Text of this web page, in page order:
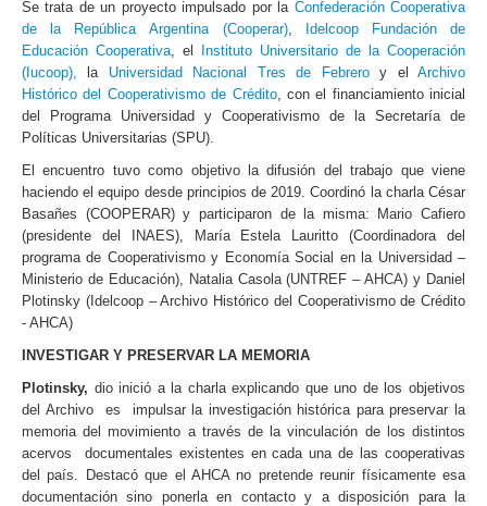
Se trata de un proyecto impulsado por la Confederación Cooperativa
de la República Argentina (Cooperar),
Idelcoop Fundación de
Educación Cooperativa, el
Instituto Universitario de la Cooperación
(Iucoop), la Universidad Nacional Tres de Febreroy elArchivo
Histórico del Cooperativismo de Crédito, con el financiamiento inicial
del Programa Universidad y Cooperativismo de la Secretaría de
Políticas Universitarias (SPU).
El encuentro tuvo como objetivo la difusión del trabajo que viene
haciendo el equipo desde principios de 2019. Coordinó la charla César
Basañes (COOPERAR) y participaron de la misma: Mario Cafiero
(presidente del INAES), María Estela Lauritto (Coordinadora del
programa de Cooperativismo y Economía Social en la Universidad –
Ministerio de Educación), Natalia Casola (UNTREF – AHCA) y Daniel
Plotinsky (Idelcoop – Archivo Histórico del Cooperativismo de Crédito
- AHCA)
INVESTIGAR Y PRESERVAR LA MEMORIA
Plotinsky, dio inició a la charla explicando que uno de los objetivos
del Archivo es impulsar la investigación histórica para preservar la
memoria del movimiento a través de la vinculación de los distintos
acervos documentales existentes en cada una de las cooperativas
del país. Destacó que el AHCA no pretende reunir físicamente esa
documentación sino ponerla en contacto y a disposición para la